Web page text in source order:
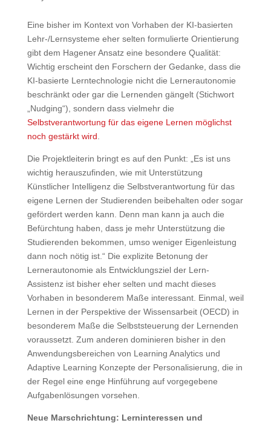
Eine bisher im Kontext von Vorhaben der KI-basierten
Lehr-/Lernsysteme eher selten formulierte Orientierung
gibt dem Hagener Ansatz eine besondere Qualität:
Wichtig erscheint den Forschern der Gedanke, dass die
KI-basierte Lerntechnologie nicht die Lernerautonomie
beschränkt oder gar die Lernenden gängelt (Stichwort
„Nudging“), sondern dass vielmehr die
Selbstverantwortung für das eigene Lernen möglichst
noch gestärkt wird
Die Projektleiterin bringt es auf den Punkt: „Es ist uns
wichtig herauszufinden, wie mit Unterstützung
Künstlicher Intelligenz die Selbstverantwortung für das
eigene Lernen der Studierenden beibehalten oder sogar
gefördert werden kann. Denn man kann ja auch die
Befürchtung haben, dass je mehr Unterstützung die
Studierenden bekommen, umso weniger Eigenleistung
dann noch nötig ist.“ Die explizite Betonung der
Lernerautonomie als Entwicklungsziel der Lern-
Assistenz ist bisher eher selten und macht dieses
Vorhaben in besonderem Maße interessant. Einmal, weil
Lernen in der Perspektive der Wissensarbeit (OECD) in
besonderem Maße die Selbststeuerung der Lernenden
voraussetzt. Zum anderen dominieren bisher in den
Anwendungsbereichen von Learning Analytics und
Adaptive Learning Konzepte der Personalisierung, die in
der Regel eine enge Hinführung auf vorgegebene
Aufgabenlösungen vorsehen.
Neue Marschrichtung: Lerninteressen und